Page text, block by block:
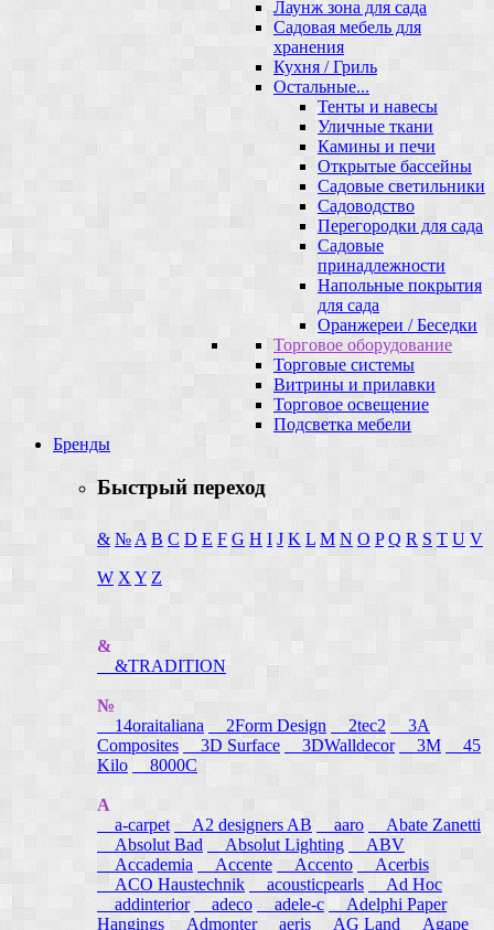
Лаунж зона для сада
Садовая мебель для
хранения
Кухня / Гриль
Остальные...
Тенты и навесы
Уличные ткани
Камины и печи
Открытые бассейны
Садовые светильники
Садоводство
Перегородки для сада
Садовые
принадлежности
Напольные покрытия
для сада
Оранжереи / Беседки
Торговое оборудование
Торговые системы
Витрины и прилавки
Торговое освещение
Подсветка мебели
Бренды
Быстрый переход
& № A B C D E F G H I J K L M N O P Q R S T U V
W X Y Z
&
&TRADITION
№
14oraitaliana
2Form Design 2tec2
3A
Composites
3D Surface 3DWalldecor 3M
45
Kilo
8000C
A
a-carpet
A2 designers AB aaro
Abate Zanetti
Absolut Bad
Absolut Lighting
ABV
Accademia
Accente Accento
Acerbis
ACO Haustechnik
acousticpearls
Ad Hoc
addinterior
adeco adele-c
Adelphi Paper
Hangings Admonter aeris AG Land Agape